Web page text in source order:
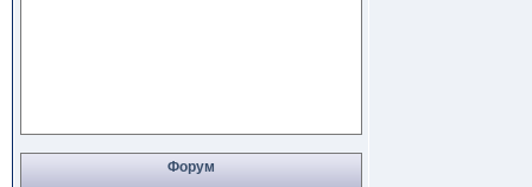
Форум